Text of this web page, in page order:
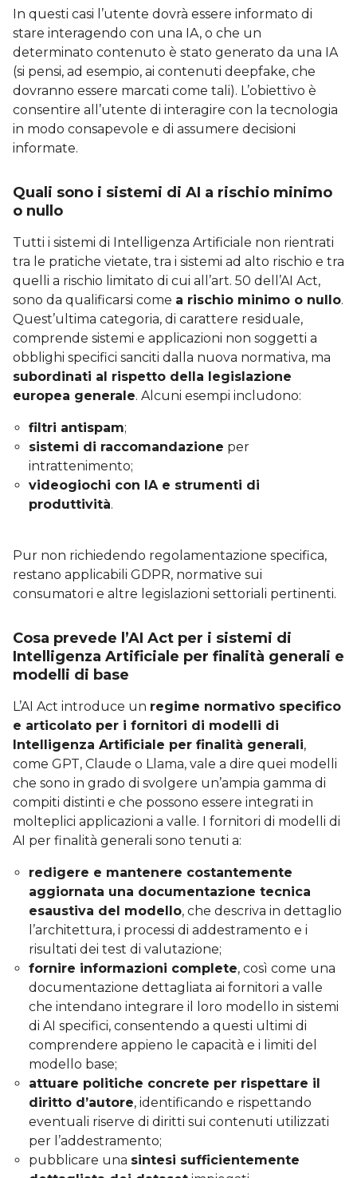
In questi casi l’utente dovrà essere informato di
stare interagendo con una IA, o che un
determinato contenuto è stato generato da una IA
(si pensi, ad esempio, ai contenuti deepfake, che
dovranno essere marcati come tali). L’obiettivo è
consentire all’utente di interagire con la tecnologia
in modo consapevole e di assumere decisioni
informate.
Quali sono i sistemi di AI a rischio minimo
o nullo
Tutti i sistemi di Intelligenza Artificiale non rientrati
tra le pratiche vietate, tra i sistemi ad alto rischio e tra
quelli a rischio limitato di cui all’art. 50 dell’AI Act,
sono da qualificarsi come a rischio minimo o nullo.
Quest’ultima categoria, di carattere residuale,
comprende sistemi e applicazioni non soggetti a
obblighi specifici sanciti dalla nuova normativa, ma
subordinati al rispetto della legislazione
europea generale. Alcuni esempi includono:
filtri antispam;
sistemi di raccomandazione per
intrattenimento;
videogiochi con IA e strumenti di
produttività.
Pur non richiedendo regolamentazione specifica,
restano applicabili GDPR, normative sui
consumatori e altre legislazioni settoriali pertinenti.
Cosa prevede l’AI Act per i sistemi di
Intelligenza Artificiale per finalità generali e
modelli di base
L’AI Act introduce un regime normativo specifico
e articolato per i fornitori di modelli di
Intelligenza Artificiale per finalità generali,
come GPT, Claude o Llama, vale a dire quei modelli
che sono in grado di svolgere un’ampia gamma di
compiti distinti e che possono essere integrati in
molteplici applicazioni a valle. I fornitori di modelli di
AI per finalità generali sono tenuti a:
redigere e mantenere costantemente
aggiornata una documentazione tecnica
esaustiva del modello, che descriva in dettaglio
l’architettura, i processi di addestramento e i
risultati dei test di valutazione;
fornire informazioni complete, così come una
documentazione dettagliata ai fornitori a valle
che intendano integrare il loro modello in sistemi
di AI specifici, consentendo a questi ultimi di
comprendere appieno le capacità e i limiti del
modello base;
attuare politiche concrete per rispettare il
diritto d’autore, identificando e rispettando
eventuali riserve di diritti sui contenuti utilizzati
per l’addestramento;
pubblicare una sintesi sufficientemente